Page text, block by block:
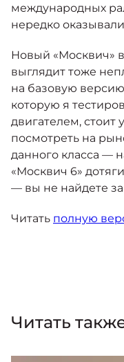
международных
нередко
Новый «Москвич»
выглядит тоже
на базовую
которую я
двигателем, стоит
посмотреть на
данного класса —
«Москвич 6»
— вы не найдете за
Читать полную
Читать